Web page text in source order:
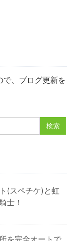
で、ブログ更新を
(スペチケ)と虹
士！
を完全オートで